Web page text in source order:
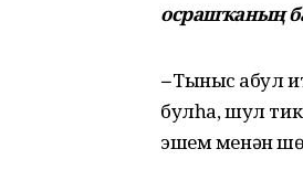
осрашҡаның
–Тыныс ҡабул
булһа, шул
эшем менән